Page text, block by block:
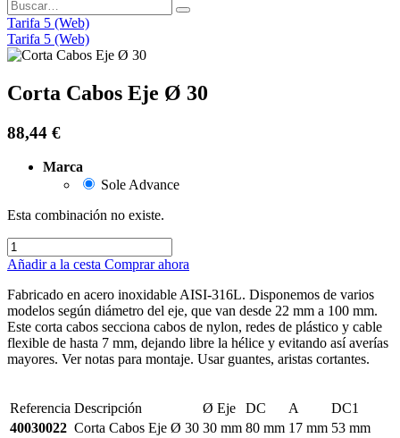
Tarifa 5 (Web)
Tarifa 5 (Web)
Corta Cabos Eje Ø 30
88,44 €
Marca
Sole Advance
Esta combinación no existe.
Añadir a la cesta Comprar ahora
Fabricado en acero inoxidable AISI-316L. Disponemos de varios
modelos según diámetro del eje, que van desde 22 mm a 100 mm.
Este corta cabos secciona cabos de nylon, redes de plástico y cable
flexible de hasta 7 mm, dejando libre la hélice y evitando así averías
mayores. Ver notas para montaje. Usar guantes, aristas cortantes.
Referencia Descripción Ø Eje DC A
DC1
40030022 Corta Cabos Eje Ø 30 30 mm 80 mm 17 mm 53 mm